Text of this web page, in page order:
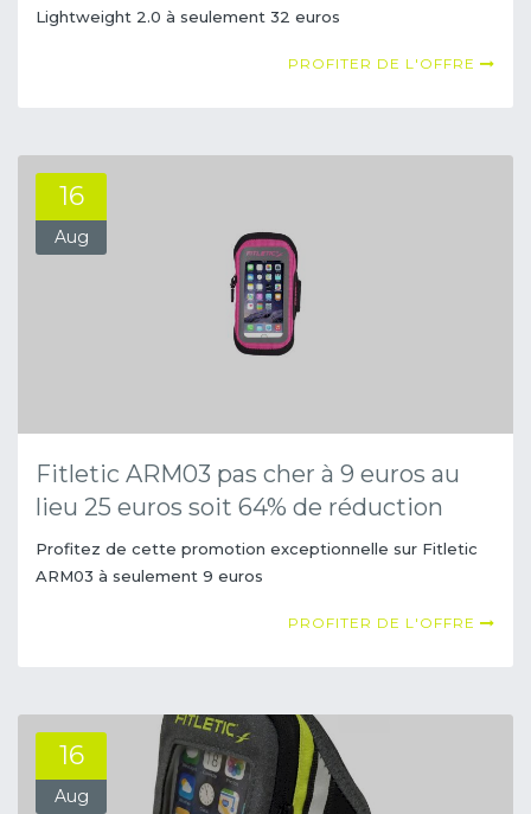
Lightweight 2.0 à seulement 32 euros
PROFITER DE L'OFFRE
16
Aug
Fitletic ARM03 pas cher à 9 euros au
lieu 25 euros soit 64% de réduction
Profitez de cette promotion exceptionnelle sur Fitletic
ARM03 à seulement 9 euros
PROFITER DE L'OFFRE
16
Aug